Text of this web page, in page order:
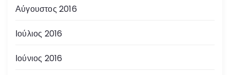
Αύγουστος 2016
Ιούλιος 2016
Ιούνιος 2016